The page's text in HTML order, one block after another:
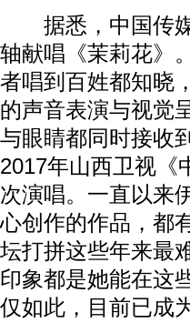
据悉，中国传媒
轴献唱《茉莉花》
者唱到百姓都知晓
的声音表演与视觉
与眼睛都同时接收
2017年山西卫视《
次演唱。一直以来
心创作的作品，都
坛打拼这些年来最
印象都是她能在这
仅如此，目前已成